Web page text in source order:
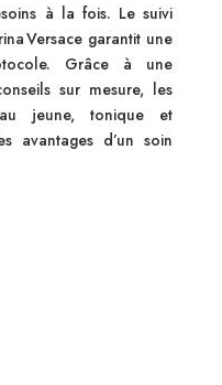
à la fois. Le suivi
Versace garantit une
Grâce à une
sur mesure, les
jeune, tonique et
avantages d’un soin